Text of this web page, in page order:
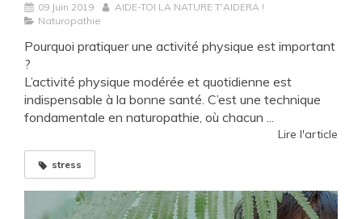
09 Juin 2019
AIDE-TOI LA NATURE T'AIDERA !
Naturopathie
Pourquoi pratiquer une activité physique est important
?
L’activité physique modérée et quotidienne est
indispensable à la bonne santé. C’est une technique
fondamentale en naturopathie, où chacun ...
Lire l'article
stress